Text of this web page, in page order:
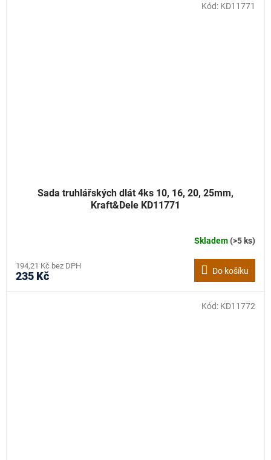
Sada truhlářských dlát 4ks 10, 16, 20, 25mm,
Kraft&Dele KD11771
Skladem(>5 ks)
194,21 Kč bez DPH
235 Kč Do košíku
Kód: KD11771
Kód: KD11772